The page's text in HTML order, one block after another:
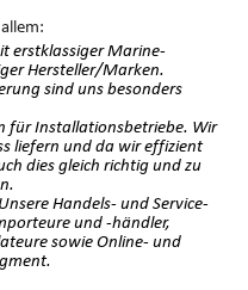
erstklassiger Marine-
Hersteller/Marken.
sind uns besonders
für Installationsbetriebe. Wir
liefern und da wir effizient
dies gleich richtig und zu
Handels- und Service-
und -händler,
sowie Online- und